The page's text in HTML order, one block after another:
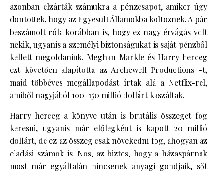
azonban elzárták számukra a pénzcsapot, amikor úgy
döntöttek, hogy az Egyesült Államokba költöznek. A pár
beszámolt róla korábban is, hogy ez nagy érvágás volt
nekik, ugyanis a személyi biztonságukat is saját pénzből
kellett megoldaniuk. Meghan Markle és Harry herceg
ezt követően alapította az Archewell Productions -t,
majd többéves megállapodást írtak alá a Netflix-rel,
amiből nagyjából 100-150 millió dollárt kaszáltak.
Harry herceg a könyve után is brutális összeget fog
keresni, ugyanis már előlegként is kapott 20 millió
dollárt, de ez az összeg csak növekedni fog, ahogyan az
eladási számok is. Nos, az biztos, hogy a házaspárnak
most már egyáltalán nincsenek anyagi gondjaik, sőt